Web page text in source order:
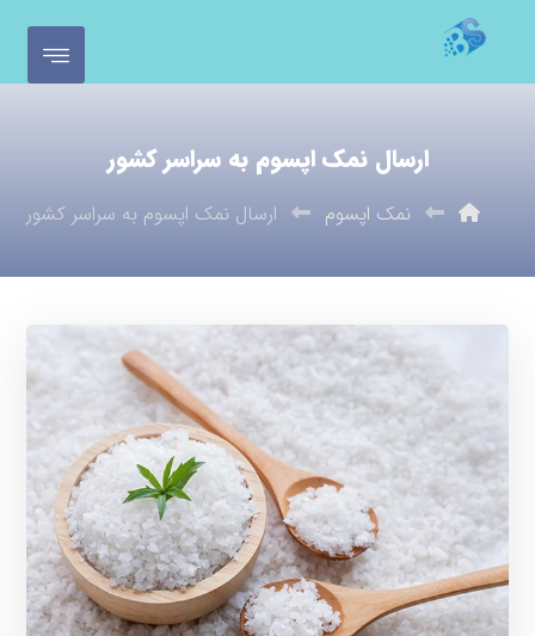
ارسال نمک اپسوم به سراسر کشور
نمک اپسوم ارسال نمک اپسوم به سراسر کشور